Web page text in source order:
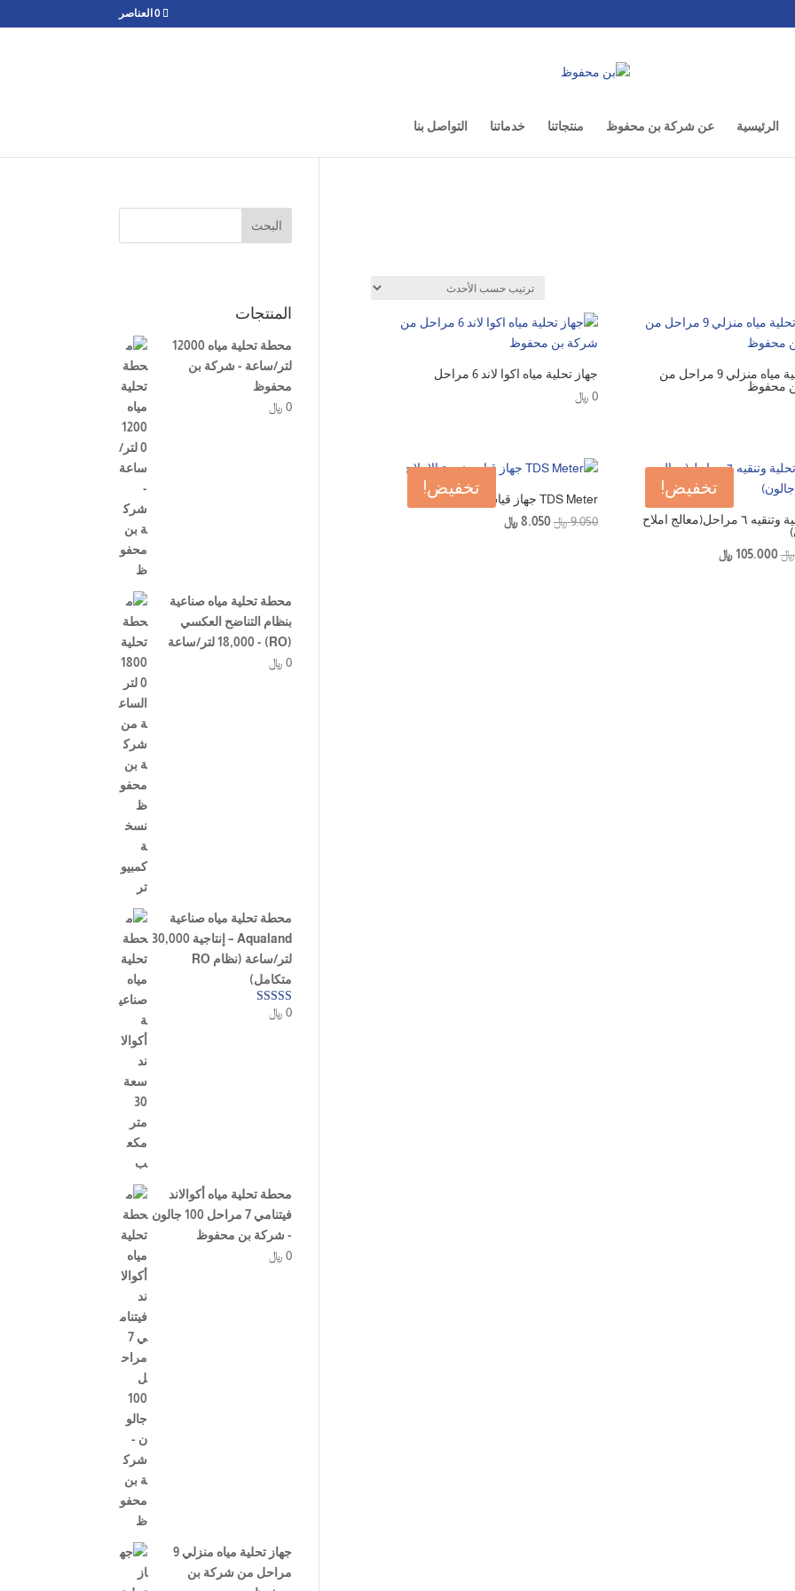
الرئيسية عن شركة بن محفوظ منتجاتنا خدماتنا التواصل بنا
جهاز تحلية مياه منزلي 9 مراحل من
محفوظ
جهاز تحلية مياه اكوا لاند 6 مراحل
0 ﷼
تخفيض!
جهاز تحلية وتنقيه ٦ مراحل(معالج املاح
﷼السعر
105.000 ﷼
تخفيض!
TDS Meter جهاز قياس نسبة الاملاح
9.050﷼السعر
8.050 ﷼
البحث
المنتجات
محطة تحلية مياه 12000
لتر/ساعة - شركة بن
محفوظ
0 ﷼
محطة تحلية مياه صناعية
بنظام التناضح العكسي
(RO) - 18,000 لتر/ساعة
0 ﷼
محطة تحلية مياه صناعية
Aqualand – إنتاجية 30,000
لتر/ساعة (نظام RO
متكامل)
تم التقييم
0 ﷼
محطة تحلية مياه أكوالاند
فيتنامي 7 مراحل 100 جالون
- شركة بن محفوظ
0 ﷼
جهاز تحلية مياه منزلي 9
مراحل من شركة بن